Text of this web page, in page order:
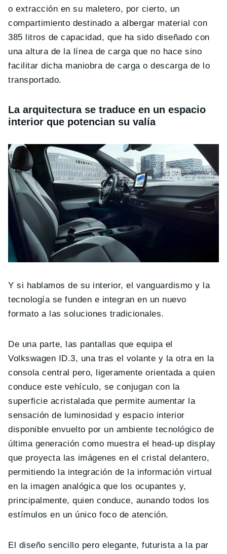
o extracción en su maletero, por cierto, un
compartimiento destinado a albergar material con
385 litros de capacidad, que ha sido diseñado con
una altura de la línea de carga que no hace sino
facilitar dicha maniobra de carga o descarga de lo
transportado.
La arquitectura se traduce en un espacio
interior que potencian su valía
Y si hablamos de su interior, el vanguardismo y la
tecnología se funden e integran en un nuevo
formato a las soluciones tradicionales.
De una parte, las pantallas que equipa el
Volkswagen ID.3, una tras el volante y la otra en la
consola central pero, ligeramente orientada a quien
conduce este vehículo, se conjugan con la
superficie acristalada que permite aumentar la
sensación de luminosidad y espacio interior
disponible envuelto por un ambiente tecnológico de
última generación como muestra el head-up display
que proyecta las imágenes en el cristal delantero,
permitiendo la integración de la información virtual
en la imagen analógica que los ocupantes y,
principalmente, quien conduce, aunando todos los
estímulos en un único foco de atención.
El diseño sencillo pero elegante, futurista a la par